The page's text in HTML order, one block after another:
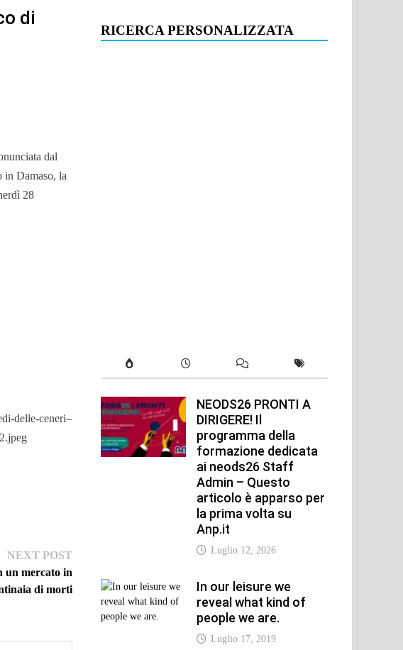
di
dal
in Damaso, la
28
delle-ceneri–
NEXT POSTNext
un mercato in
di morti
RICERCA PERSONALIZZATA
NEODS26 PRONTI A
DIRIGERE! Il
programma della
formazione dedicata
ai neods26 Staff
Admin – Questo
articolo è apparso per
la prima volta su
Anp.it
Luglio 12, 2026
In our leisure we
reveal what kind of
people we are.
Luglio 17, 2019